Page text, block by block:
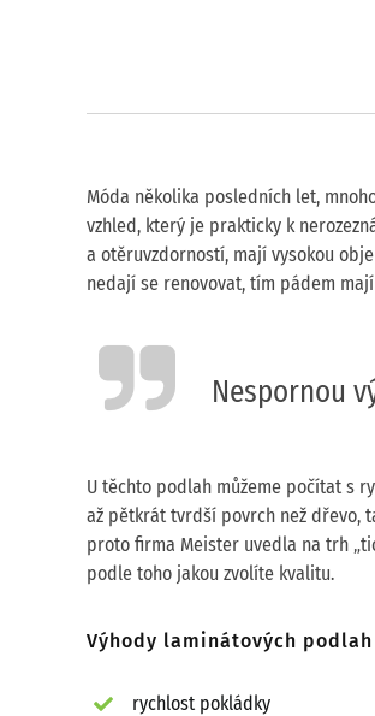
Móda několika posledních let,
vzhled, který je prakticky k
a otěruvzdorností, mají vysokou
nedají se renovovat, tím pádem
Nespornou
U těchto podlah můžeme počítat s
až pětkrát tvrdší povrch než dřevo,
proto firma Meister uvedla na trh
podle toho jakou zvolíte kvalitu.
Výhody laminátových podlah
rychlost pokládky